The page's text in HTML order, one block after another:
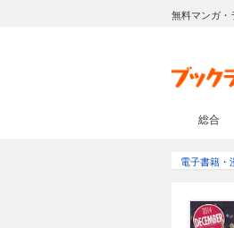
無料マンガ・
総合
電子書籍・